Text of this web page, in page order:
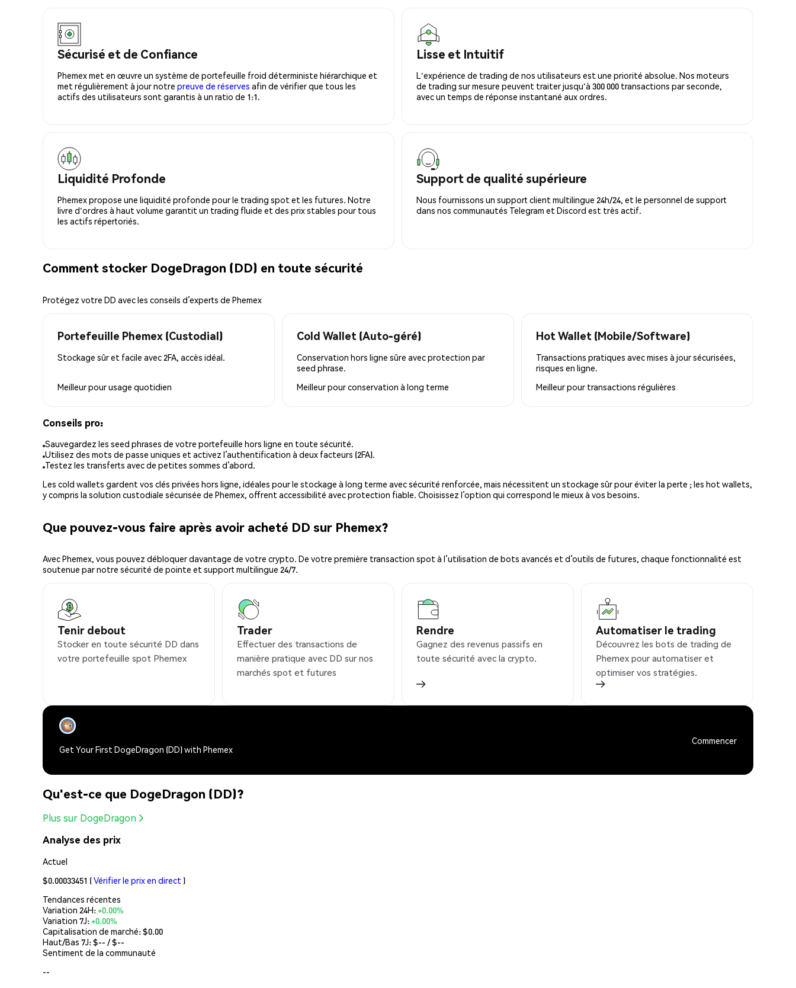
Sécurisé et de Confiance
Phemex met en œuvre un système de portefeuille froid déterministe hiérarchique et
met régulièrement à jour notre preuve de réserves afin de vérifier que tous les
actifs des utilisateurs sont garantis à un ratio de 1:1.
Lisse et Intuitif
L'expérience de trading de nos utilisateurs est une priorité absolue. Nos moteurs
de trading sur mesure peuvent traiter jusqu'à 300 000 transactions par seconde,
avec un temps de réponse instantané aux ordres.
Liquidité Profonde
Phemex propose une liquidité profonde pour le trading spot et les futures. Notre
livre d'ordres à haut volume garantit un trading fluide et des prix stables pour tous
les actifs répertoriés.
Support de qualité supérieure
Nous fournissons un support client multilingue 24h/24, et le personnel de support
dans nos communautés Telegram et Discord est très actif.
Comment stocker DogeDragon (DD) en toute sécurité
Protégez votre DD avec les conseils d’experts de Phemex
Portefeuille Phemex (Custodial)
Stockage sûr et facile avec 2FA, accès idéal.
Meilleur pourusage quotidien
Cold Wallet (Auto-géré)
Conservation hors ligne sûre avec protection par
seed phrase.
Meilleur pourconservation à long terme
Hot Wallet (Mobile/Software)
Transactions pratiques avec mises à jour sécurisées,
risques en ligne.
Meilleur pour transactions régulières
Conseils pro:
Sauvegardez les seed phrases de votre portefeuille hors ligne en toute sécurité.
Utilisez des mots de passe uniques et activez l’authentification à deux facteurs (2FA).
Testez les transferts avec de petites sommes d’abord.
Les cold wallets gardent vos clés privées hors ligne, idéales pour le stockage à long terme avec sécurité renforcée, mais nécessitent un stockage sûr pour éviter la perte ; les hot wallets,
y compris la solution custodiale sécurisée de Phemex, offrent accessibilité avec protection fiable. Choisissez l’option qui correspond le mieux à vos besoins.
Que pouvez-vous faire après avoir acheté DD sur Phemex?
Avec Phemex, vous pouvez débloquer davantage de votre crypto. De votre première transaction spot à l’utilisation de bots avancés et d’outils de futures, chaque fonctionnalité est
soutenue par notre sécurité de pointe et support multilingue 24/7.
Tenir debout
Stocker en toute sécurité DD dans
votre portefeuille spot Phemex
Trader
Effectuer des transactions de
manière pratique avec DD sur nos
marchés spot et futures
Rendre
Gagnez des revenus passifs en
toute sécurité avec la crypto.
Automatiser le trading
Découvrez les bots de trading de
Phemex pour automatiser et
optimiser vos stratégies.
Get Your First DogeDragon (DD) with Phemex
Commencer
Qu'est-ce que DogeDragon (DD)?
Plus sur DogeDragon
Analyse des prix
Actuel
$0.00033451 (Vérifier le prix en direct )
Tendances récentes
Variation 24H:+0.00%
Variation 7J:+0.00%
Capitalisation de marché:$0.00
Haut/Bas 7J: $-- / $--
Sentiment de la communauté
--